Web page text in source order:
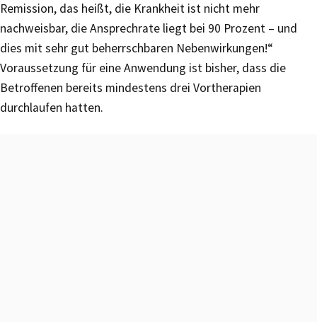
Remission, das heißt, die Krankheit ist nicht mehr
nachweisbar, die Ansprechrate liegt bei 90 Prozent – und
dies mit sehr gut beherrschbaren Nebenwirkungen!“
Voraussetzung für eine Anwendung ist bisher, dass die
Betroffenen bereits mindestens drei Vortherapien
durchlaufen hatten.